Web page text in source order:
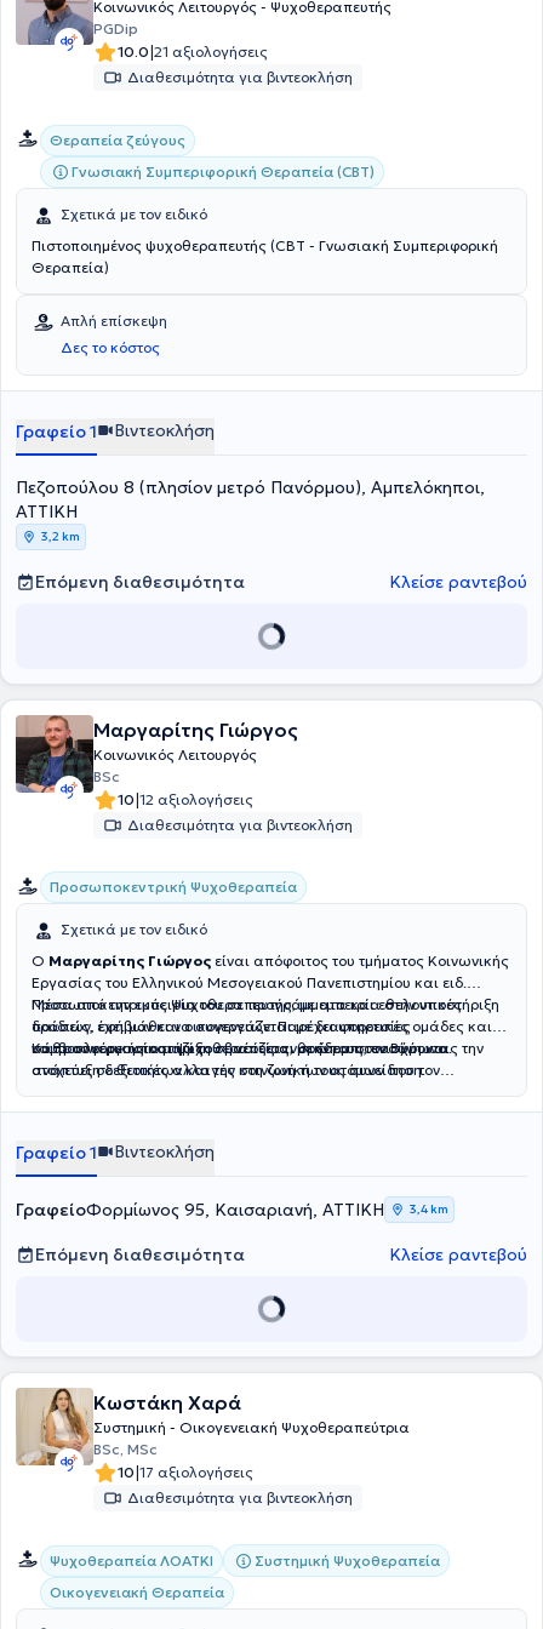
Κοινωνικός Λειτουργός - Ψυχοθεραπευτής
PGDip
10.0|21 αξιολογήσεις
Διαθεσιμότητα για βιντεοκλήση
Θεραπεία ζεύγους
Γνωσιακή Συμπεριφορική Θεραπεία (CBT)
Σχετικά με τον ειδικό
Πιστοποιημένος ψυχοθεραπευτής (CBT - Γνωσιακή Συμπεριφορική
Θεραπεία)
Απλή επίσκεψη
Δες το κόστος
Γραφείο 1 Βιντεοκλήση
Πεζοπούλου 8 (πλησίον μετρό Πανόρμου), Αμπελόκηποι,
ΑΤΤΙΚΗ
3,2 km
Επόμενη διαθεσιμότητα Κλείσε ραντεβού
Μαργαρίτης Γιώργος
Κοινωνικός Λειτουργός
BSc
10|12 αξιολογήσεις
Διαθεσιμότητα για βιντεοκλήση
Προσωποκεντρική Ψυχοθεραπεία
Σχετικά με τον ειδικό
Ο Μαργαρίτης Γιώργος είναι απόφοιτος του τμήματος Κοινωνικής
Εργασίας του Ελληνικού Μεσογειακού Πανεπιστημίου και ειδ.
Προσωποκεντρικός Ψυχοθεραπευτής, με εμπειρία στην υποστήριξη
παιδιών, εφήβων και οικογενειών. Παρέχει υπηρεσίες
συμβουλευτικής και ψυχοθεραπείας, με έδρα στον Βύρωνα.
Μέσα από την εμπειρία του σε προγράμματα και εθελοντικές
δράσεις, έχει μάθει να συνεργάζεται με διαφορετικές ομάδες και
να προσφέρει υποστήριξη σε νέους ανθρώπους, ενισχύοντας την
ανάπτυξη δεξιοτήτων και την κοινωνική τους συνείδηση.
Κάθε συνεργασία μαζί του βασίζεται στην εμπιστοσύνη και
στοχεύει σε θετικές αλλαγές στη ζωή των ατόμων που τον
Γραφείο 1 Βιντεοκλήση
ΓραφείοΦορμίωνος 95, Καισαριανή, ΑΤΤΙΚΗ 3,4 km
Επόμενη διαθεσιμότητα Κλείσε ραντεβού
Κωστάκη Χαρά
Συστημική - Οικογενειακή Ψυχοθεραπεύτρια
BSc, MSc
10|17 αξιολογήσεις
Διαθεσιμότητα για βιντεοκλήση
Ψυχοθεραπεία ΛΟΑΤΚΙ
Συστημική Ψυχοθεραπεία
Οικογενειακή Θεραπεία